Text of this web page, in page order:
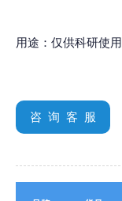
用途：仅供科研使用
咨 询 客 服